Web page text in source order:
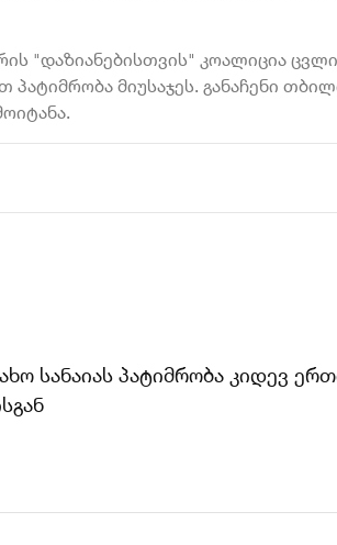
"დაზიანებისთვის" კოალიცია
პატიმრობა მიუსაჯეს. განაჩენი
სანაიას პატიმრობა კიდევ